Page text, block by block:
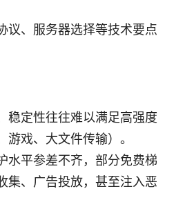
议、服务器选择等技术要点
稳定性往往难以满足高强度
游戏、大文件传输）。
水平参差不齐，部分免费梯
集、广告投放，甚至注入恶